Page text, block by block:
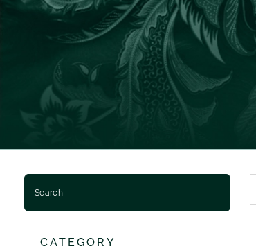
BATIK SERAGAM
BATIK ANAK
BAJU MUSLIM
BAJU MUSLIM PRIA
CATEGORY